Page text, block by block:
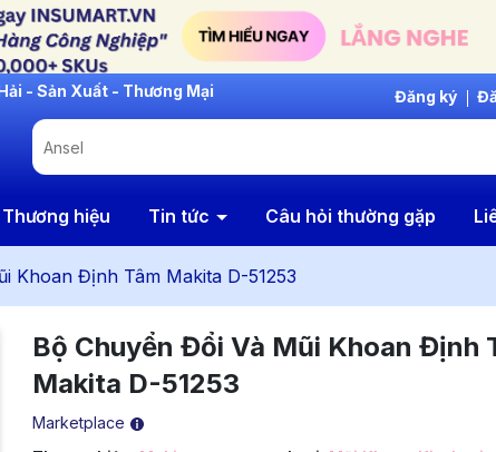
Đăng ký
Thương hiệu Tin tức Câu hỏi thường gặp
Khoan Định Tâm Makita D-51253
Bộ Chuyển Đổi Và Mũi Khoan Định
Makita D-51253
Marketplace